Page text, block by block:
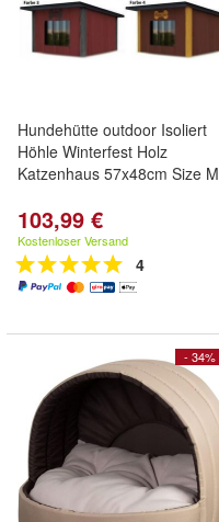
Hundehütte outdoor Isoliert
Höhle Winterfest Holz
Katzenhaus 57x48cm Size M
103,99 €
Kostenloser Versand
4
- 34%